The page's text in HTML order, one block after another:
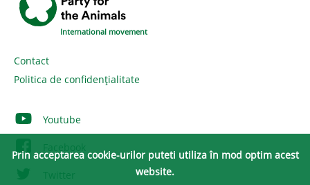
International movement
Contact
Politica de confidențialitate
Youtube
Facebook
Twitter
Prin acceptarea cookie-urilor puteti utiliza în mod optim acest
website.